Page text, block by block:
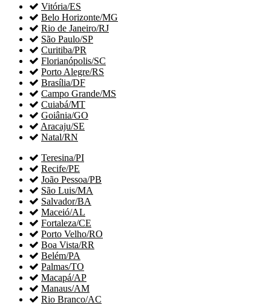
 Vitória/ES
 Belo Horizonte/MG
 Rio de Janeiro/RJ
 São Paulo/SP
 Curitiba/PR
 Florianópolis/SC
 Porto Alegre/RS
 Brasília/DF
 Campo Grande/MS
 Cuiabá/MT
 Goiânia/GO
 Aracaju/SE
 Natal/RN
 Teresina/PI
 Recife/PE
 João Pessoa/PB
 São Luis/MA
 Salvador/BA
 Maceió/AL
 Fortaleza/CE
 Porto Velho/RO
 Boa Vista/RR
 Belém/PA
 Palmas/TO
 Macapá/AP
 Manaus/AM
 Rio Branco/AC